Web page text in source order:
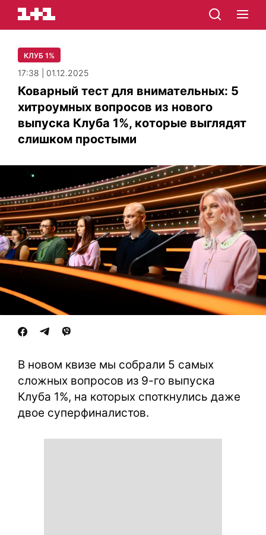
КЛУБ 1%
17:38 | 01.12.2025
Коварный тест для внимательных: 5
хитроумных вопросов из нового
выпуска Клуба 1%, которые выглядят
слишком простыми
В новом квизе мы собрали 5 самых
сложных вопросов из 9-го выпуска
Клуба 1%, на которых споткнулись даже
двое суперфиналистов.